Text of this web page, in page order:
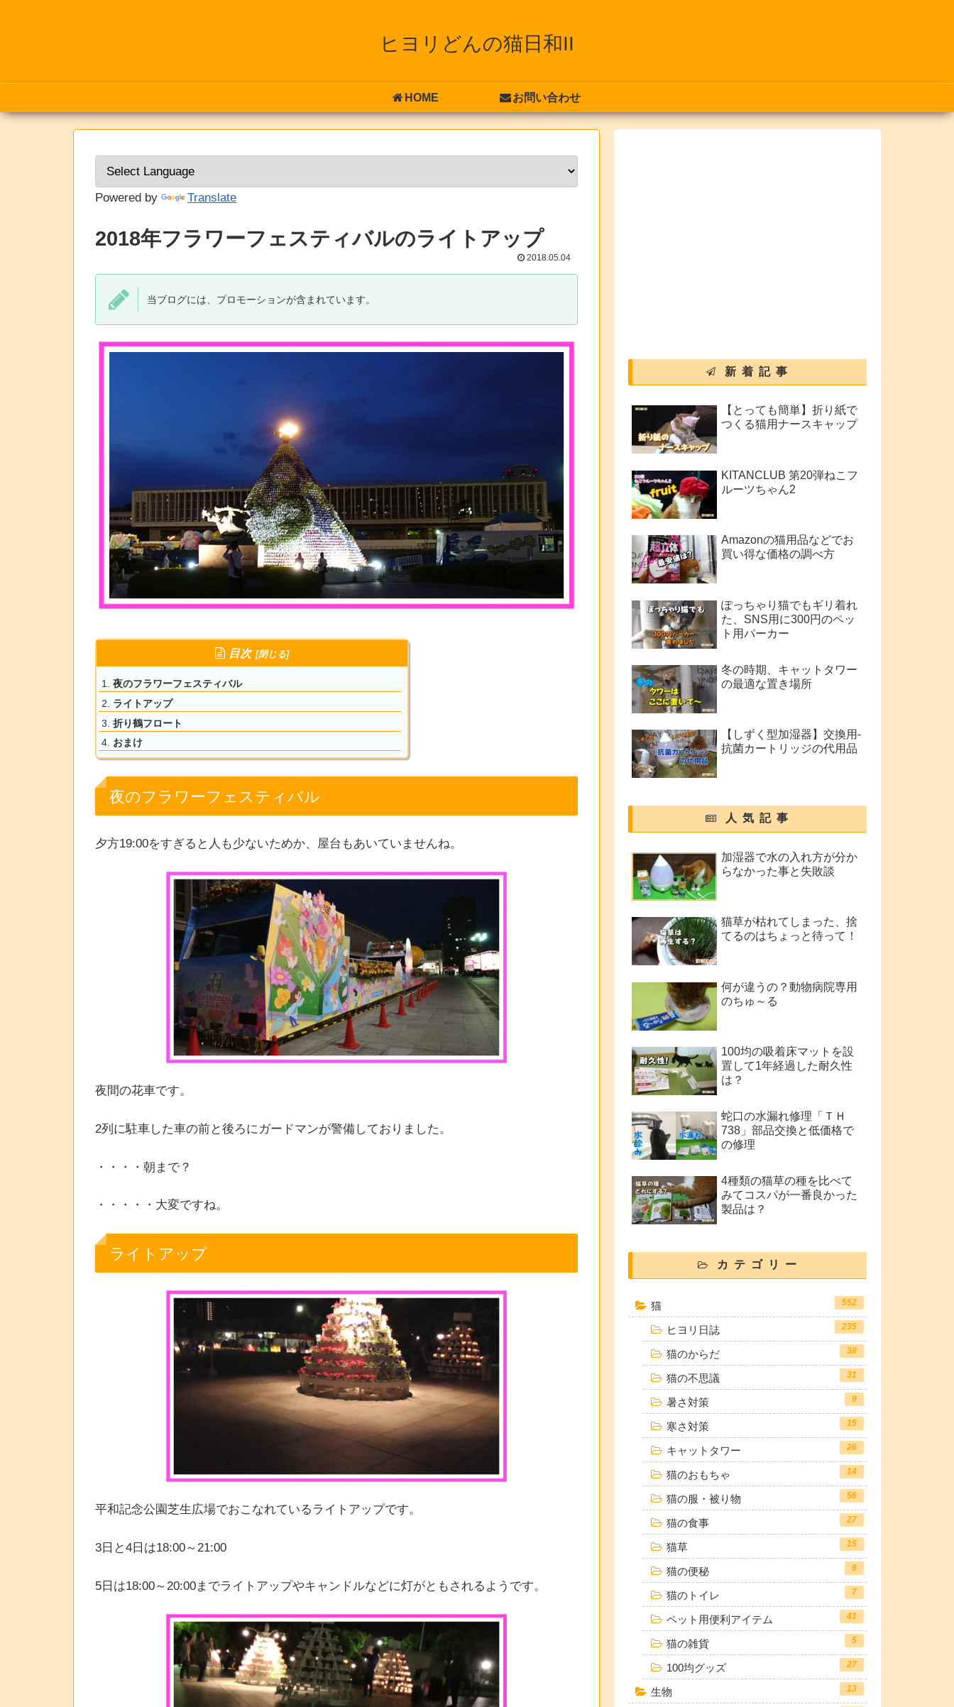
ヒヨリどんの猫日和II
HOME お問い合わせ
Powered by Translate
2018年フラワーフェスティバルのライトアップ
2018.05.04
当ブログには、プロモーションが含まれています。
目次
夜のフラワーフェスティバル
ライトアップ
折り鶴フロート
おまけ
夜のフラワーフェスティバル
夕方19:00をすぎると人も少ないためか、屋台もあいていませんね。
夜間の花車です。
2列に駐車した車の前と後ろにガードマンが警備しておりました。
・・・・朝まで？
・・・・・大変ですね。
ライトアップ
平和記念公園芝生広場でおこなれているライトアップです。
3日と4日は18:00～21:00
5日は18:00～20:00までライトアップやキャンドルなどに灯がともされるようです。
新着記事
【とっても簡単】折り紙で
つくる猫用ナースキャップ
KITANCLUB 第20弾ねこフ
ルーツちゃん2
Amazonの猫用品などでお
買い得な価格の調べ方
ぽっちゃり猫でもギリ着れ
た、SNS用に300円のペッ
ト用パーカー
冬の時期、キャットタワー
の最適な置き場所
【しずく型加湿器】交換用-
抗菌カートリッジの代用品
人気記事
加湿器で水の入れ方が分か
らなかった事と失敗談
猫草が枯れてしまった、捨
てるのはちょっと待って！
何が違うの？動物病院専用
のちゅ～る
100均の吸着床マットを設
置して1年経過した耐久性
は？
蛇口の水漏れ修理「ＴＨ
738」部品交換と低価格で
の修理
4種類の猫草の種を比べて
みてコスパが一番良かった
製品は？
カテゴリー
猫 552
ヒヨリ日誌 235
猫のからだ 38
猫の不思議 31
暑さ対策 9
寒さ対策 15
キャットタワー 26
猫のおもちゃ 14
猫の服・被り物 56
猫の食事 27
猫草 15
猫の便秘 6
猫のトイレ 7
ペット用便利アイテム 41
猫の雑貨 5
100均グッズ 27
生物 13